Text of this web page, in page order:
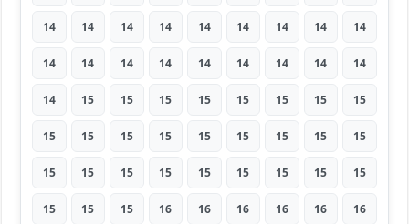
14 14 14 14 14 14 14 14 14
14 14 14 14 14 14 14 14 14
14 15 15 15 15 15 15 15 15
15 15 15 15 15 15 15 15 15
15 15 15 15 15 15 15 15 15
15 15 15 16 16 16 16 16 16